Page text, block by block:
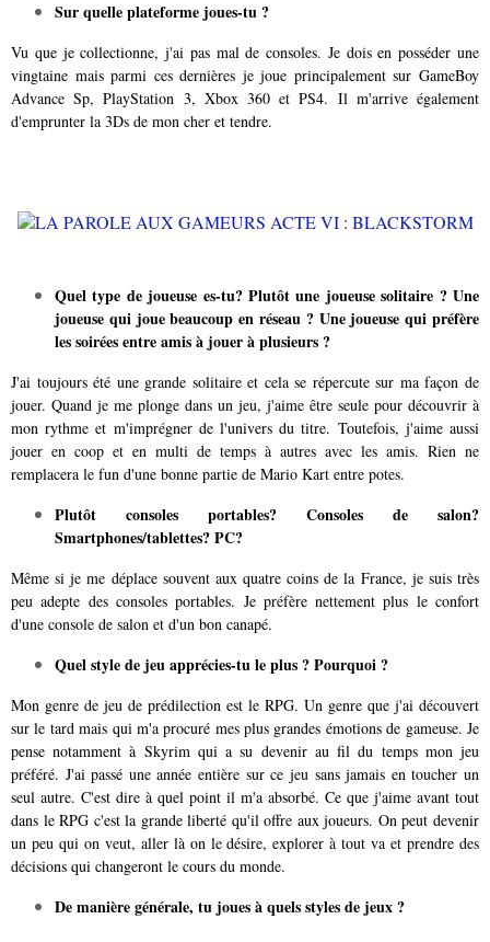
Sur quelle plateforme joues-tu ?
Vu que je collectionne, j'ai pas mal de consoles. Je dois en posséder une
vingtaine mais parmi ces dernières je joue principalement sur GameBoy
Advance Sp, PlayStation 3, Xbox 360 et PS4. Il m'arrive également
d'emprunter la 3Ds de mon cher et tendre.
Quel type de joueuse es-tu? Plutôt une joueuse solitaire ? Une
joueuse qui joue beaucoup en réseau ? Une joueuse qui préfère
les soirées entre amis à jouer à plusieurs ?
J'ai toujours été une grande solitaire et cela se répercute sur ma façon de
jouer. Quand je me plonge dans un jeu, j'aime être seule pour découvrir à
mon rythme et m'imprégner de l'univers du titre. Toutefois, j'aime aussi
jouer en coop et en multi de temps à autres avec les amis. Rien ne
remplacera le fun d'une bonne partie de Mario Kart entre potes.
Plutôt consoles portables? Consoles de salon?
Smartphones/tablettes? PC?
Même si je me déplace souvent aux quatre coins de la France, je suis très
peu adepte des consoles portables. Je préfère nettement plus le confort
d'une console de salon et d'un bon canapé.
Quel style de jeu apprécies-tu le plus ? Pourquoi ?
Mon genre de jeu de prédilection est le RPG. Un genre que j'ai découvert
sur le tard mais qui m'a procuré mes plus grandes émotions de gameuse. Je
pense notamment à Skyrim qui a su devenir au fil du temps mon jeu
préféré. J'ai passé une année entière sur ce jeu sans jamais en toucher un
seul autre. C'est dire à quel point il m'a absorbé. Ce que j'aime avant tout
dans le RPG c'est la grande liberté qu'il offre aux joueurs. On peut devenir
un peu qui on veut, aller là on le désire, explorer à tout va et prendre des
décisions qui changeront le cours du monde.
De manière générale, tu joues à quels styles de jeux ?